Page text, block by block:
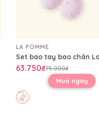
LA POMME
63.750₫75.000₫
Mua ngay